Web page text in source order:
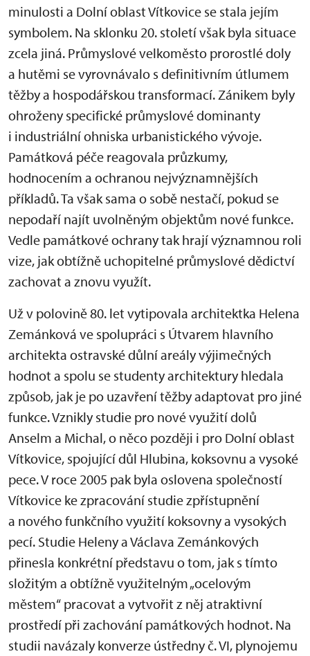
minulosti a Dolní oblast Vítkovice se stala jejím
symbolem. Na sklonku 20. století však byla situace
zcela jiná. Průmyslové velkoměsto prorostlé doly
a hutěmi se vyrovnávalo s definitivním útlumem
těžby a hospodářskou transformací. Zánikem byly
ohroženy specifické průmyslové dominanty
i industriální ohniska urbanistického vývoje.
Památková péče reagovala průzkumy,
hodnocením a ochranou nejvýznamnějších
příkladů. Ta však sama o sobě nestačí, pokud se
nepodaří najít uvolněným objektům nové funkce.
Vedle památkové ochrany tak hrají významnou roli
vize, jak obtížně uchopitelné průmyslové dědictví
zachovat a znovu využít.
Už v polovině 80. let vytipovala architektka Helena
Zemánková ve spolupráci s Útvarem hlavního
architekta ostravské důlní areály výjimečných
hodnot a spolu se studenty architektury hledala
způsob, jak je po uzavření těžby adaptovat pro jiné
funkce. Vznikly studie pro nové využití dolů
Anselm a Michal, o něco později i pro Dolní oblast
Vítkovice, spojující důl Hlubina, koksovnu a vysoké
pece. V roce 2005 pak byla oslovena společností
Vítkovice ke zpracování studie zpřístupnění
a nového funkčního využití koksovny a vysokých
pecí. Studie Heleny a Václava Zemánkových
přinesla konkrétní představu o tom, jak s tímto
složitým a obtížně využitelným „ocelovým
městem“ pracovat a vytvořit z něj atraktivní
prostředí při zachování památkových hodnot. Na
studii navázaly konverze ústředny č. VI, plynojemu